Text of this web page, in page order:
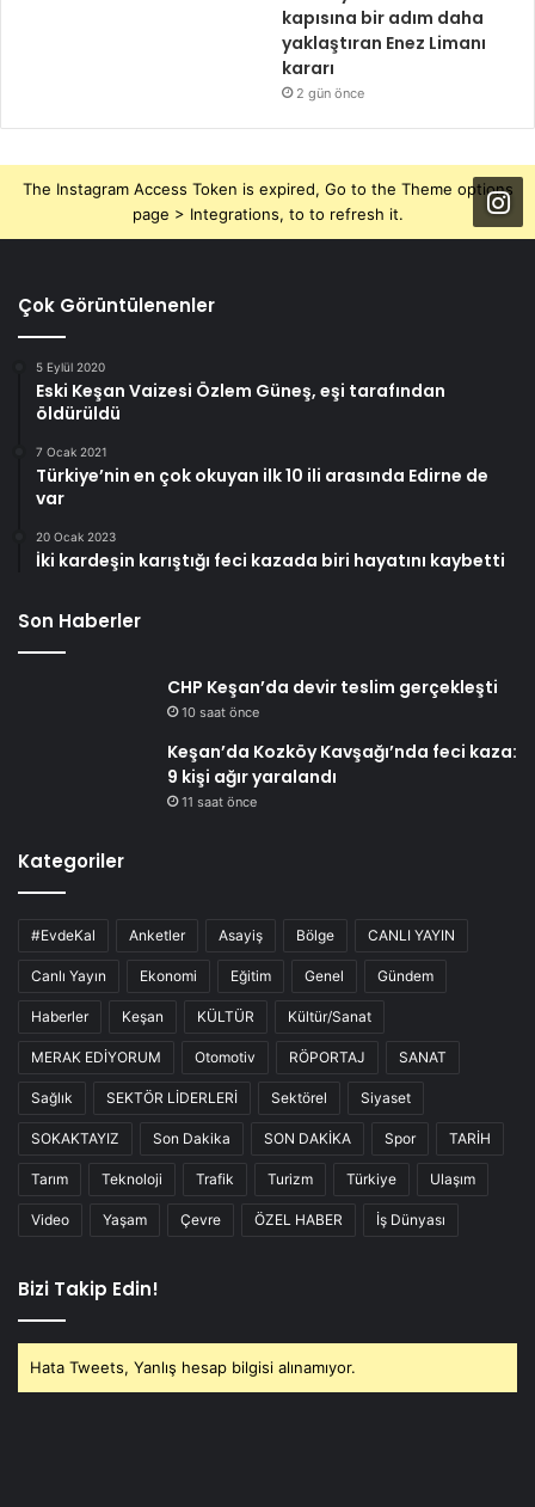
kapısına bir adım daha
yaklaştıran Enez Limanı
kararı
2 gün önce
The Instagram Access Token is expired, Go to the Theme options
page > Integrations, to to refresh it.
Çok Görüntülenenler
5 Eylül 2020
Eski Keşan Vaizesi Özlem Güneş, eşi tarafından
öldürüldü
7 Ocak 2021
Türkiye’nin en çok okuyan ilk 10 ili arasında Edirne de
var
20 Ocak 2023
İki kardeşin karıştığı feci kazada biri hayatını kaybetti
Son Haberler
CHP Keşan’da devir teslim gerçekleşti
10 saat önce
Keşan’da Kozköy Kavşağı’nda feci kaza:
9 kişi ağır yaralandı
11 saat önce
Kategoriler
#EvdeKal Anketler Asayiş Bölge CANLI YAYIN
Canlı Yayın Ekonomi Eğitim Genel Gündem
Haberler Keşan KÜLTÜR Kültür/Sanat
MERAK EDİYORUM Otomotiv RÖPORTAJ SANAT
Sağlık SEKTÖR LİDERLERİ Sektörel Siyaset
SOKAKTAYIZ Son Dakika SON DAKİKA Spor TARİH
Tarım Teknoloji Trafik Turizm Türkiye Ulaşım
Video Yaşam Çevre ÖZEL HABER İş Dünyası
Bizi Takip Edin!
Hata Tweets, Yanlış hesap bilgisi alınamıyor.